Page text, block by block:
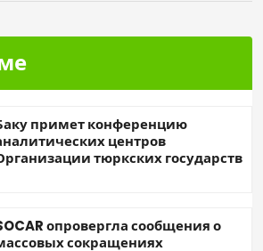
примет конференцию
центров
тюркских государств
опровергла сообщения о
сокращениях